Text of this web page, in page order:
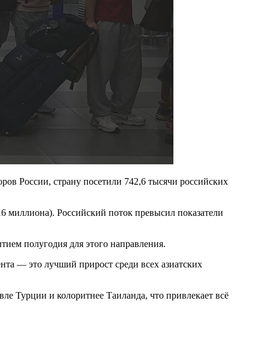
России, страну посетили 742,6 тысячи российских
миллиона). Российский поток превысил показатели
полугодия для этого направления.
— это лучший прирост среди всех азиатских
Турции и колоритнее Таиланда, что привлекает всё